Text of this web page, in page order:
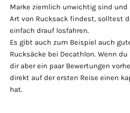
Marke ziemlich unwichtig sind und
Art von Rucksack findest, solltest
einfach drauf losfahren.
Es gibt auch zum Beispiel auch
Rucksäcke bei Decathlon. Wenn
dir aber ein paar Bewertungen
direkt auf der ersten Reise einen
hat.